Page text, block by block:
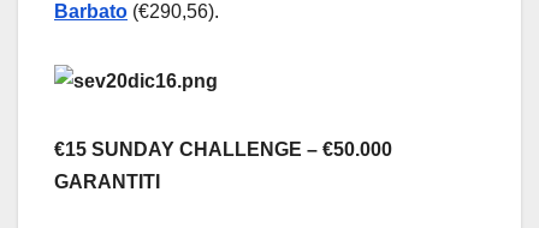
Barbato (€290,56).
€15 SUNDAY CHALLENGE – €50.000
GARANTITI